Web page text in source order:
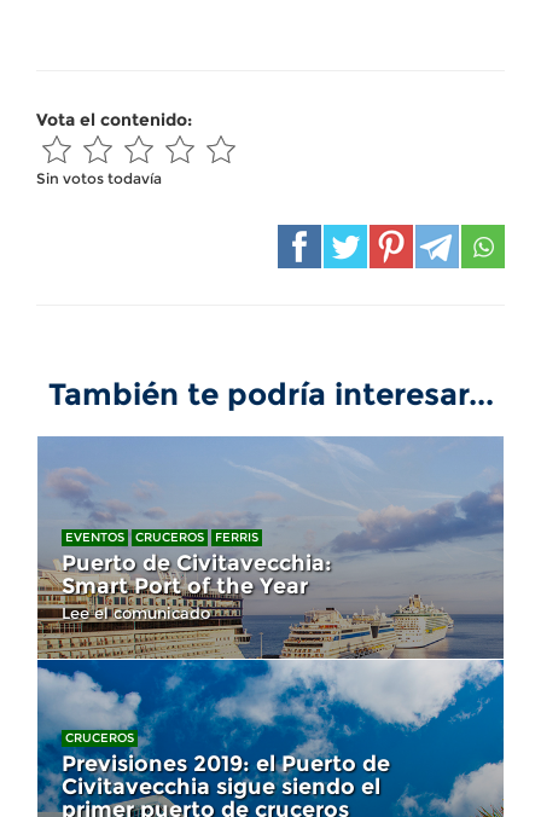
Vota el contenido:
Sin votos todavía
También te podría interesar...
EVENTOS CRUCEROS FERRIS
Puerto de Civitavecchia:
Smart Port of the Year
Lee el comunicado
CRUCEROS
Previsiones 2019: el Puerto de
Civitavecchia sigue siendo el
primer puerto de cruceros